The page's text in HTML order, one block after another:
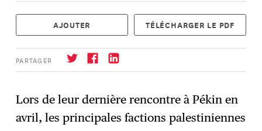
AJOUTER TÉLÉCHARGER LE PDF
PARTAGER
Lors de leur dernière rencontre à Pékin en
avril, les principales factions palestiniennes